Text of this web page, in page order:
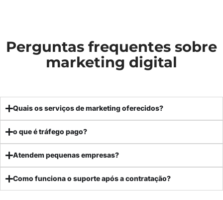
Perguntas frequentes sobre
marketing digital
Quais os serviços de marketing oferecidos?
o que é tráfego pago?
Atendem pequenas empresas?
Como funciona o suporte após a contratação?